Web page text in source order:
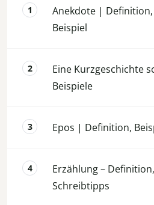
Anekdote |
Beispiel
Eine Kurzgeschichte
Beispiele
Epos | Definition,
Erzählung –
Schreibtipps